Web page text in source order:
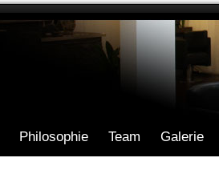
Philosophie Team Galerie